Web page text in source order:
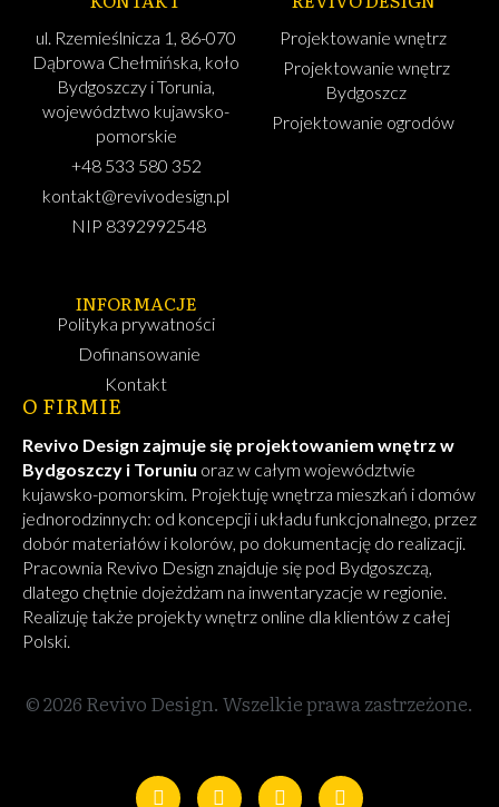
ul. Rzemieślnicza 1, 86-070
Dąbrowa Chełmińska, koło
Bydgoszczy i Torunia,
województwo kujawsko-
pomorskie
+48 533 580 352
kontakt@revivodesign.pl
NIP 8392992548
Projektowanie wnętrz
Projektowanie wnętrz
Bydgoszcz
Projektowanie ogrodów
INFORMACJE
Polityka prywatności
Dofinansowanie
Kontakt
O FIRMIE
Revivo Design zajmuje się projektowaniem wnętrz w
Bydgoszczy i Toruniu oraz w całym województwie
kujawsko-pomorskim. Projektuję wnętrza mieszkań i domów
jednorodzinnych: od koncepcji i układu funkcjonalnego, przez
dobór materiałów i kolorów, po dokumentację do realizacji.
Pracownia Revivo Design znajduje się pod Bydgoszczą,
dlatego chętnie dojeżdżam na inwentaryzacje w regionie.
Realizuję także projekty wnętrz online dla klientów z całej
Polski.
© 2026 Revivo Design. Wszelkie prawa zastrzeżone.